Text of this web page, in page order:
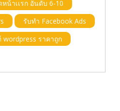
น้าเเรก อันดับ 6-10
รับทำ Facebook Ads
wordpress ราคาถูก